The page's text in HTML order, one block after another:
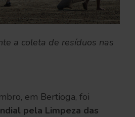
a coleta de resíduos nas
em Bertioga, foi
pela Limpeza das